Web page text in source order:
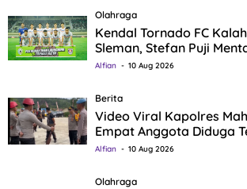
Olahraga
Kendal Tornado FC
Sleman, Stefan Puji
Alfian 10 Aug 2026
Berita
Video Viral Kapolres
Empat Anggota Diduga
Alfian 10 Aug 2026
Olahraga